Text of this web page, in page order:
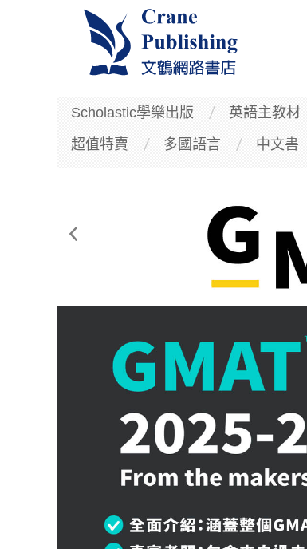
Scholastic學樂出版 英語主教材
超值特賣
多國語言 中文書